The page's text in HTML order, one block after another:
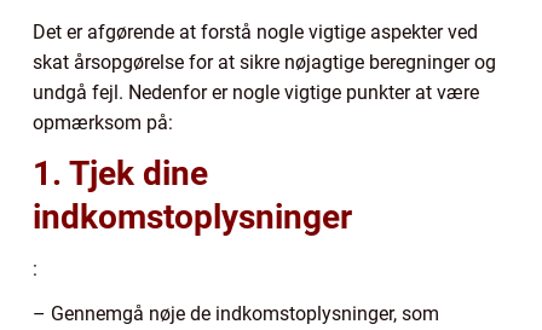
Det er afgørende at forstå nogle vigtige aspekter ved
skat årsopgørelse for at sikre nøjagtige beregninger og
undgå fejl. Nedenfor er nogle vigtige punkter at være
opmærksom på:
1. Tjek dine
indkomstoplysninger
:
– Gennemgå nøje de indkomstoplysninger, som